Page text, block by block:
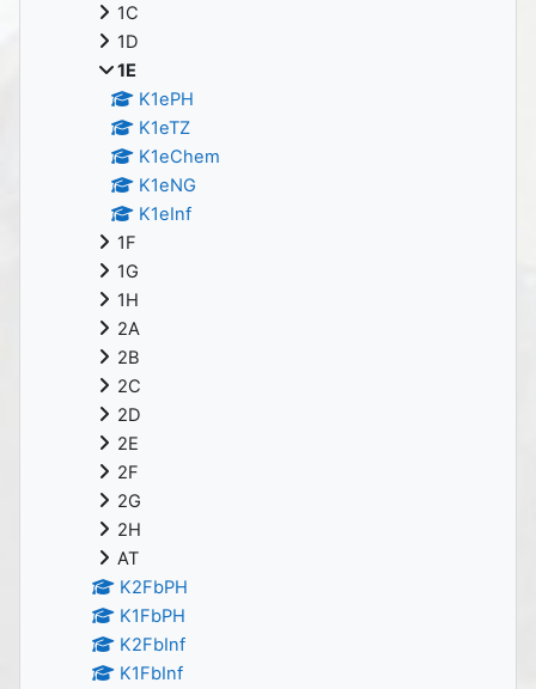
1C
1D
1E
K1ePH
K1eTZ
K1eChem
K1eNG
K1eInf
1F
1G
1H
2A
2B
2C
2D
2E
2F
2G
2H
AT
K2FbPH
K1FbPH
K2FbInf
K1FbInf